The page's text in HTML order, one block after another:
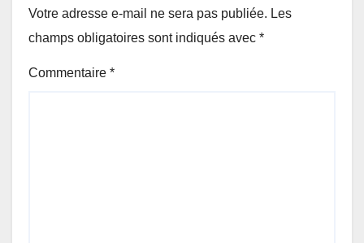
Votre adresse e-mail ne sera pas publiée. Les
champs obligatoires sont indiqués avec *
Commentaire *